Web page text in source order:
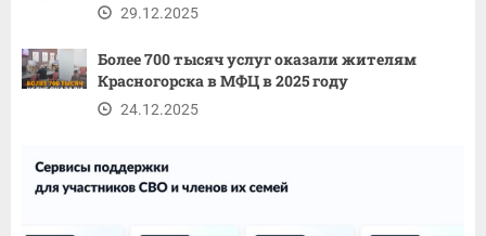
29.12.2025
Более 700 тысяч услуг оказали жителям
Красногорска в МФЦ в 2025 году
24.12.2025